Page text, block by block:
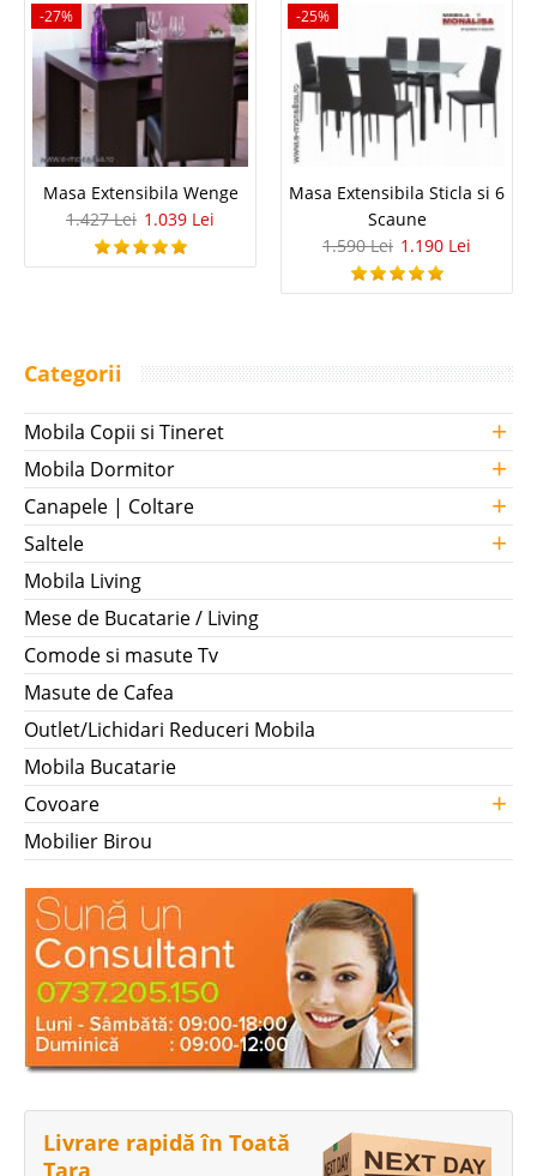
-27%
Masa Extensibila Wenge
1.427 Lei 1.039 Lei
-25%
Masa Extensibila Sticla si 6
Scaune
1.590 Lei 1.190 Lei
Categorii
Mobila Copii si Tineret +
Mobila Dormitor +
Canapele | Coltare +
Saltele +
Mobila Living
Mese de Bucatarie / Living
Comode si masute Tv
Masute de Cafea
Outlet/Lichidari Reduceri Mobila
Mobila Bucatarie
Covoare
+
Mobilier Birou
Livrare rapidă în Toată